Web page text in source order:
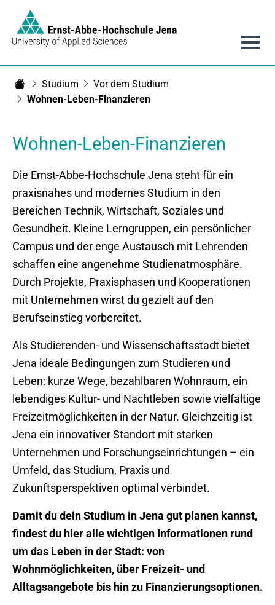
Startseite
Studium
Vor dem Studium
Wohnen-Leben-Finanzieren
Wohnen-Leben-Finanzieren
Die Ernst-Abbe-Hochschule Jena steht für ein
praxisnahes und modernes Studium in den
Bereichen Technik, Wirtschaft, Soziales und
Gesundheit. Kleine Lerngruppen, ein persönlicher
Campus und der enge Austausch mit Lehrenden
schaffen eine angenehme Studienatmosphäre.
Durch Projekte, Praxisphasen und Kooperationen
mit Unternehmen wirst du gezielt auf den
Berufseinstieg vorbereitet.
Als Studierenden- und Wissenschaftsstadt bietet
Jena ideale Bedingungen zum Studieren und
Leben: kurze Wege, bezahlbaren Wohnraum, ein
lebendiges Kultur- und Nachtleben sowie vielfältige
Freizeitmöglichkeiten in der Natur. Gleichzeitig ist
Jena ein innovativer Standort mit starken
Unternehmen und Forschungseinrichtungen – ein
Umfeld, das Studium, Praxis und
Zukunftsperspektiven optimal verbindet.
Damit du dein Studium in Jena gut planen kannst,
findest du hier alle wichtigen Informationen rund
um das Leben in der Stadt: von
Wohnmöglichkeiten, über Freizeit- und
Alltagsangebote bis hin zu Finanzierungsoptionen.